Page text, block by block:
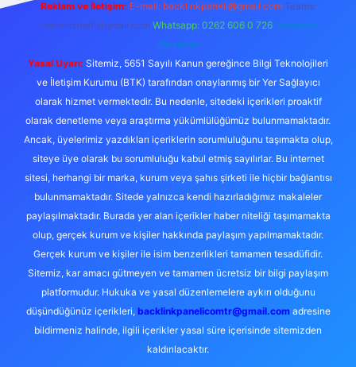
Reklam ve İletişim: E-mail: backlinkpaneli@gmail.com Teams:
forumhizmeti@gmail.com Whatsapp: 0262 606 0 726 Telegram:
@karabul
Yasal Uyarı: Sitemiz, 5651 Sayılı Kanun gereğince Bilgi Teknolojileri
ve İletişim Kurumu (BTK) tarafından onaylanmış bir Yer Sağlayıcı
olarak hizmet vermektedir. Bu nedenle, sitedeki içerikleri proaktif
olarak denetleme veya araştırma yükümlülüğümüz bulunmamaktadır.
Ancak, üyelerimiz yazdıkları içeriklerin sorumluluğunu taşımakta olup,
siteye üye olarak bu sorumluluğu kabul etmiş sayılırlar. Bu internet
sitesi, herhangi bir marka, kurum veya şahıs şirketi ile hiçbir bağlantısı
bulunmamaktadır. Sitede yalnızca kendi hazırladığımız makaleler
paylaşılmaktadır. Burada yer alan içerikler haber niteliği taşımamakta
olup, gerçek kurum ve kişiler hakkında paylaşım yapılmamaktadır.
Gerçek kurum ve kişiler ile isim benzerlikleri tamamen tesadüfidir.
Sitemiz, kar amacı gütmeyen ve tamamen ücretsiz bir bilgi paylaşım
platformudur. Hukuka ve yasal düzenlemelere aykırı olduğunu
düşündüğünüz içerikleri, backlinkpanelicomtr@gmail.comadresine
bildirmeniz halinde, ilgili içerikler yasal süre içerisinde sitemizden
kaldırılacaktır.